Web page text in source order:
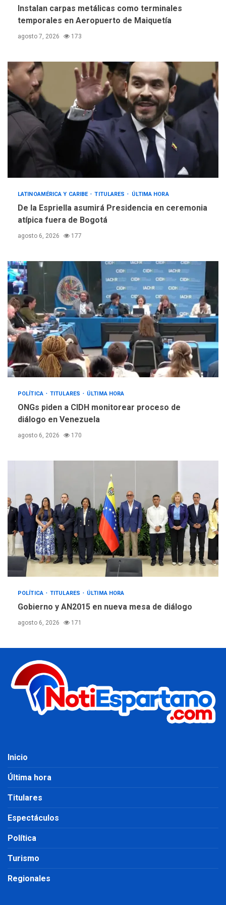
Instalan carpas metálicas como terminales
temporales en Aeropuerto de Maiquetía
agosto 7, 2026 173
LATINOAMÉRICA Y CARIBE TITULARES ÚLTIMA HORA
De la Espriella asumirá Presidencia en ceremonia
atípica fuera de Bogotá
agosto 6, 2026 177
POLÍTICA TITULARES ÚLTIMA HORA
ONGs piden a CIDH monitorear proceso de
diálogo en Venezuela
agosto 6, 2026 170
POLÍTICA TITULARES ÚLTIMA HORA
Gobierno y AN2015 en nueva mesa de diálogo
agosto 6, 2026 171
Inicio
Última hora
Titulares
Espectáculos
Política
Turismo
Regionales